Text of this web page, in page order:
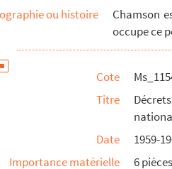
des archives d'Outre-Mer d'Aix-en-
catholiques en France au XVIe siècle"
ou histoire
Chamson
occupe ce
Cote
Titre
Date
1959-
Importance matérielle
6